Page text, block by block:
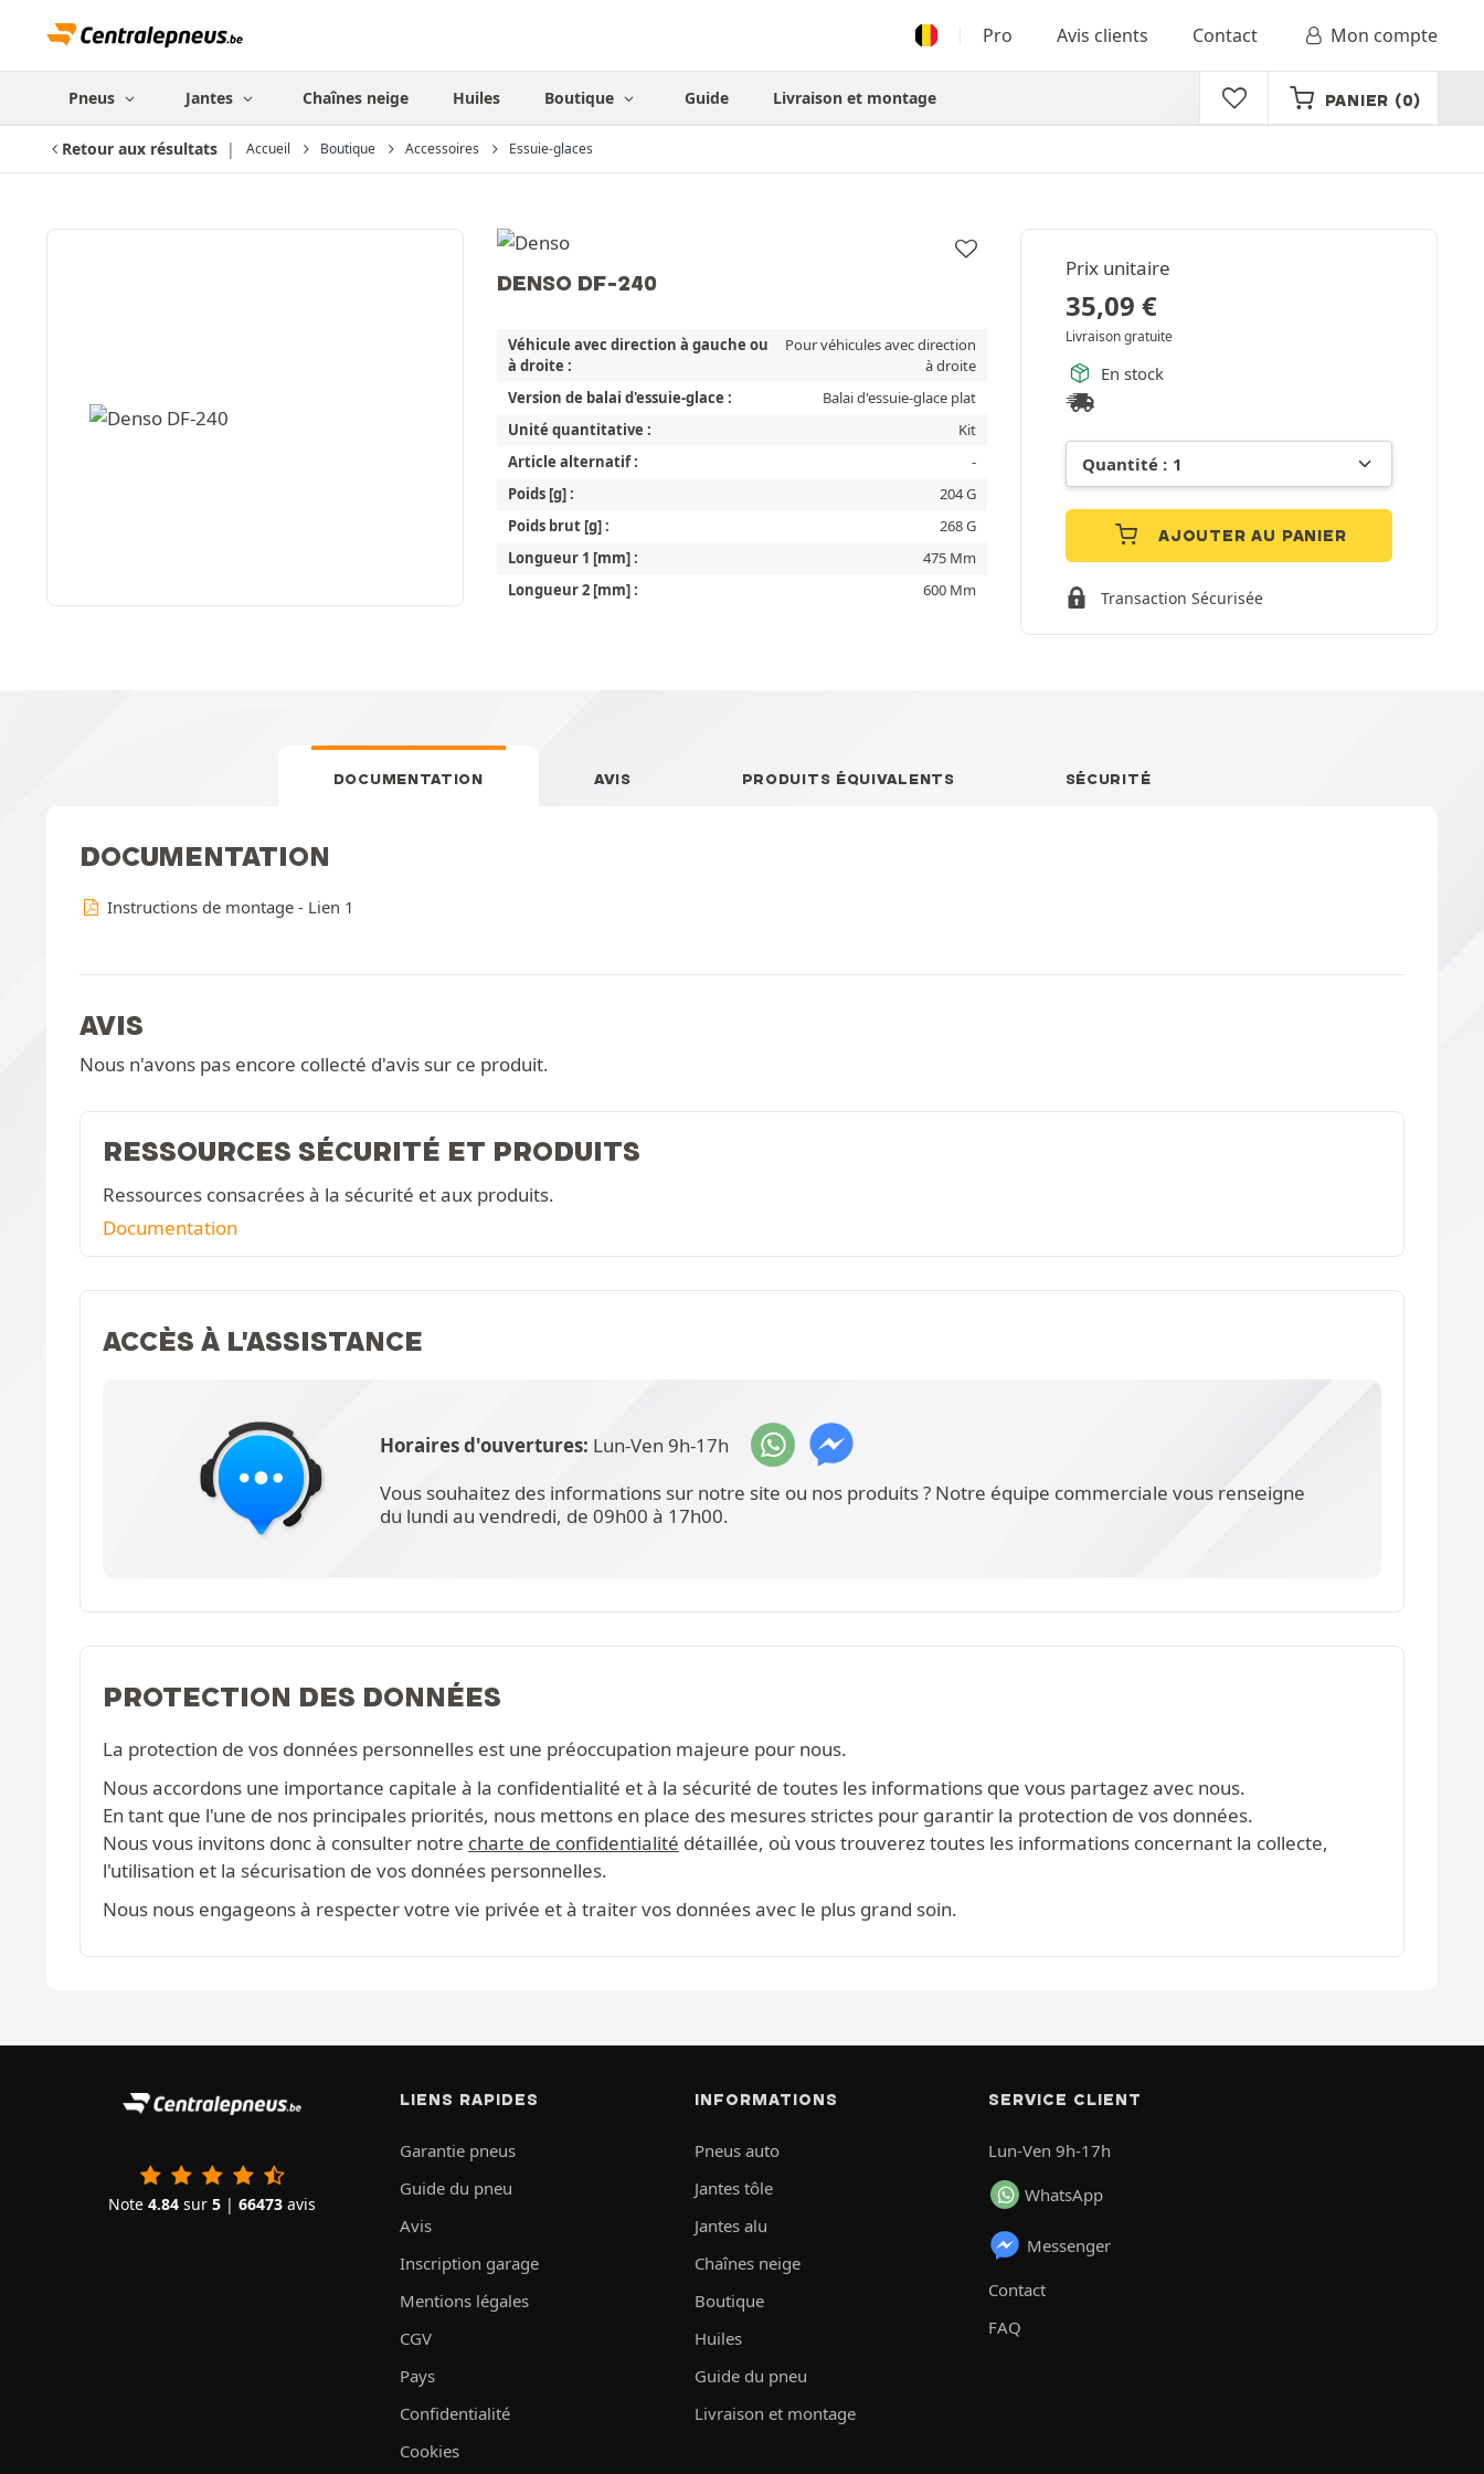
Pro Avis clients Contact Mon compte
Pneus Jantes Chaînes neige Huiles Boutique Guide Livraison et montage PANIER (0)
Retour aux résultats Accueil Boutique Accessoires Essuie-glaces
DENSO DF-240
Prix unitaire
35,09 €
Livraison gratuite
En stock
AJOUTER AU PANIER
Transaction Sécurisée
Véhicule avec direction à gauche ou
à droite :
Pour véhicules avec direction
à droite
Version de balai d'essuie-glace :
Balai d'essuie-glace plat
Unité quantitative :
Kit
Article alternatif :
-
Poids [g] :
204 G
Poids brut [g] :
268 G
Longueur 1 [mm] :
475 Mm
Longueur 2 [mm] :
600 Mm
DOCUMENTATION AVIS PRODUITS ÉQUIVALENTS SÉCURITÉ
DOCUMENTATION
Instructions de montage - Lien 1
AVIS
Nous n'avons pas encore collecté d'avis sur ce produit.
RESSOURCES SÉCURITÉ ET PRODUITS
Ressources consacrées à la sécurité et aux produits.
Documentation
ACCÈS À L'ASSISTANCE
Horaires d'ouvertures: Lun-Ven 9h-17h
Vous souhaitez des informations sur notre site ou nos produits ? Notre équipe commerciale vous renseigne
du lundi au vendredi, de 09h00 à 17h00.
PROTECTION DES DONNÉES
La protection de vos données personnelles est une préoccupation majeure pour nous.
Nous accordons une importance capitale à la confidentialité et à la sécurité de toutes les informations que vous partagez avec nous.
En tant que l'une de nos principales priorités, nous mettons en place des mesures strictes pour garantir la protection de vos données.
Nous vous invitons donc à consulter notre charte de confidentialité détaillée, où vous trouverez toutes les informations concernant la collecte,
l'utilisation et la sécurisation de vos données personnelles.
Nous nous engageons à respecter votre vie privée et à traiter vos données avec le plus grand soin.
Note 4.84 sur 5 | 66473 avis
LIENS RAPIDES
Garantie pneus
Guide du pneu
Avis
Inscription garage
Mentions légales
CGV
Pays
Confidentialité
Cookies
INFORMATIONS
Pneus auto
Jantes tôle
Jantes alu
Chaînes neige
Boutique
Huiles
Guide du pneu
Livraison et montage
SERVICE CLIENT
Lun-Ven 9h-17h
WhatsApp
Messenger
Contact
FAQ